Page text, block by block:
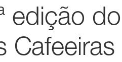
edição
Cafeeiras